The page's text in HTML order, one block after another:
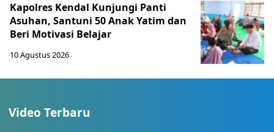
Kapolres Kendal Kunjungi Panti
Asuhan, Santuni 50 Anak Yatim dan
Beri Motivasi Belajar
10 Agustus 2026
Video Terbaru